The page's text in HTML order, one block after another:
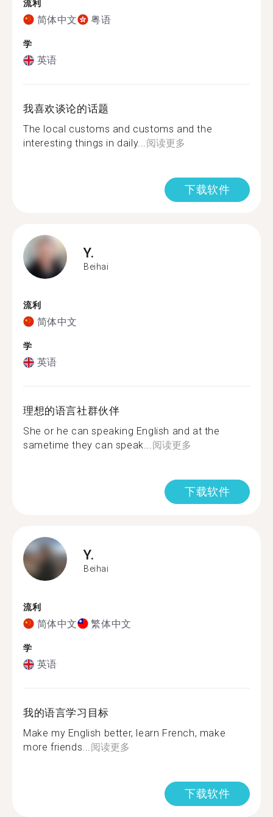
流利
简体中文 粤语
学
英语
我喜欢谈论的话题
The local customs and customs and the
interesting things in daily...阅读更多
下载软件
Y.
Beihai
流利
简体中文
学
英语
理想的语言社群伙伴
She or he can speaking English and at the
sametime they can speak...阅读更多
下载软件
Y.
Beihai
流利
简体中文 繁体中文
学
英语
我的语言学习目标
Make my English better, learn French, make
more friends...阅读更多
下载软件